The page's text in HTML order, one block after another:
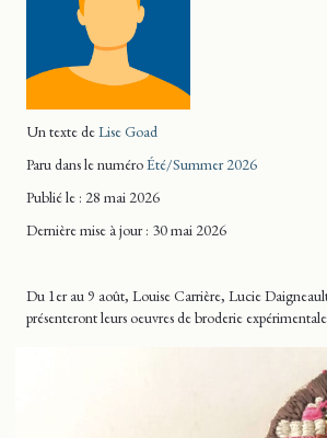
Un texte deLise Goad
Paru dans le numéroÉté/Summer 2026
Publié le : 28 mai 2026
Dernière mise à jour: 30 mai 2026
Du 1er au 9 août, Louise Carrière, Lucie
présenteront leurs oeuvres de broderie